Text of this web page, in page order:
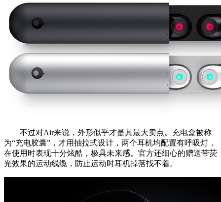
不过对Air来说，外形似乎才是其最大卖点。充电盒被称
为“充电胶囊”，才用抽拉式设计，两个耳机均配置有呼吸灯，
在使用时表现十分炫酷，极具未来感。官方还细心的赠送带荧
光效果的运动线缆，防止运动时耳机掉落找不着。